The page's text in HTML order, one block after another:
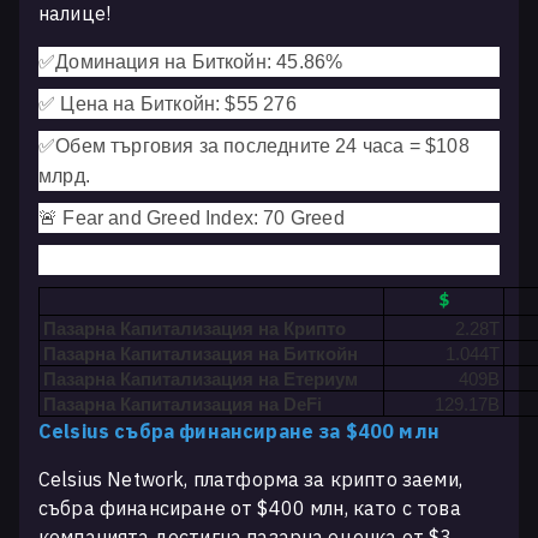
налице!
✅Доминация на Биткойн: 45.86%
✅ Цена на Биткойн: $55 276
✅Обем търговия за последните 24 часа = $108
млрд.
🚨 Fear and Greed Index: 70 Greed
$
Пазарна Капитализация на Крипто
2.28T
Пазарна Капитализация на Биткойн
1.044T
Пазарна Капитализация на Етериум
409B
Пазарна Капитализация на DeFi
129.17B
Celsius събра финансиране за $400 млн
Celsius Network, платформа за крипто заеми,
събра финансиране от $400 млн, като с това